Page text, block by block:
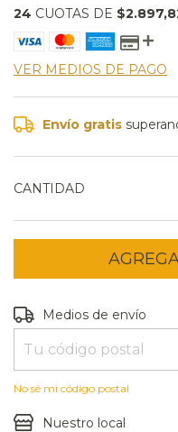
24 CUOTAS DE
VER MEDIOS DE PAGO
Envío gratis
CANTIDAD
Entregas para el CP:
Medios de envío
No sé mi código postal
Nuestro local